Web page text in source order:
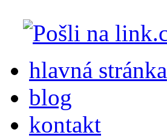
hlavná stránka
blog
kontakt